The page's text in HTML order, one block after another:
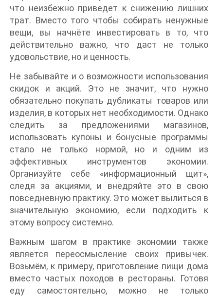
что неизбежно приведет к снижению лишних
трат. Вместо того чтобы собирать ненужные
вещи, вы начнёте инвестировать в то, что
действительно важно, что даст не только
удовольствие, но и ценность.
Не забывайте и о возможности использования
скидок и акций. Это не значит, что нужно
обязательно покупать дубликаты товаров или
изделия, в которых нет необходимости. Однако
следить за предложениями магазинов,
использовать купоны и бонусные программы
стало не только нормой, но и одним из
эффективных инструментов экономии.
Организуйте себе «информационный щит»,
следя за акциями, и внедряйте это в свою
повседневную практику. Это может вылиться в
значительную экономию, если подходить к
этому вопросу системно.
Важным шагом в практике экономии также
является переосмысление своих привычек.
Возьмём, к примеру, приготовление пищи дома
вместо частых походов в рестораны. Готовя
еду самостоятельно, можно не только